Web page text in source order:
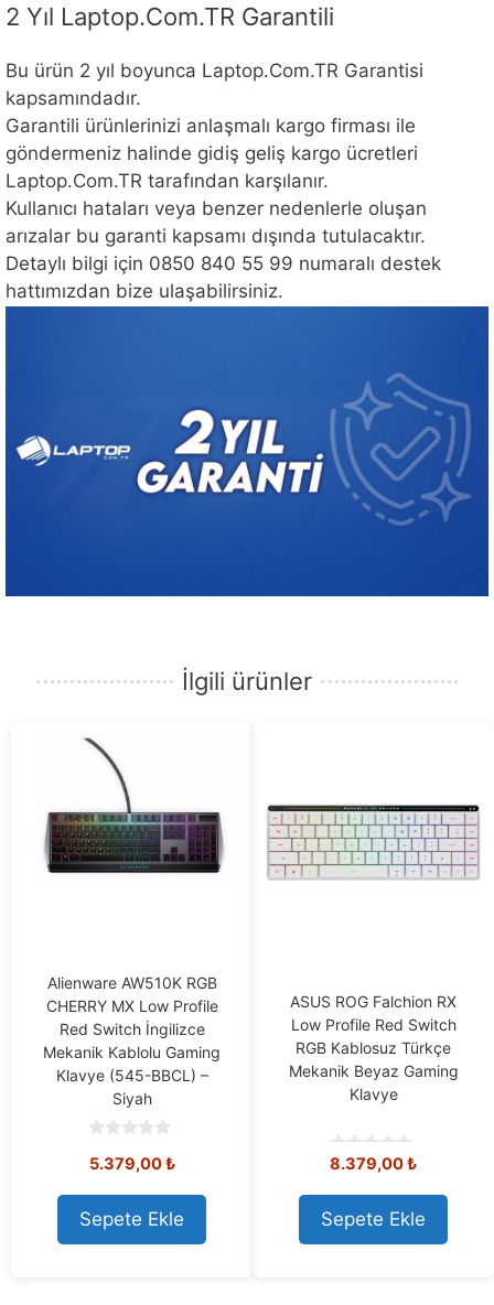
2 Yıl Laptop.Com.TR Garantili
Bu ürün 2 yıl boyunca Laptop.Com.TR Garantisi
kapsamındadır.
Garantili ürünlerinizi anlaşmalı kargo firması ile
göndermeniz halinde gidiş geliş kargo ücretleri
Laptop.Com.TR tarafından karşılanır.
Kullanıcı hataları veya benzer nedenlerle oluşan
arızalar bu garanti kapsamı dışında tutulacaktır.
Detaylı bilgi için 0850 840 55 99 numaralı destek
hattımızdan bize ulaşabilirsiniz.
İlgili ürünler
Alienware AW510K RGB
CHERRY MX Low Profile
Red Switch İngilizce
Mekanik Kablolu Gaming
Klavye (545-BBCL) –
Siyah
o
t
o
f
5
5.379,00₺
Sepete Ekle
ASUS ROG Falchion RX
Low Profile Red Switch
RGB Kablosuz Türkçe
Mekanik Beyaz Gaming
Klavye
0
u
t
o
f
8.379,00₺
Sepete Ekle